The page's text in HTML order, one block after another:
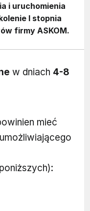
i uruchomienia
I stopnia
firmy ASKOM.
w dniach 4-8
mieć